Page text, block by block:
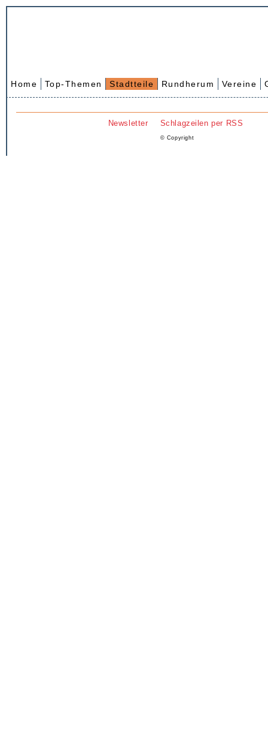
Home Top-Themen Stadtteile Rundherum Vereine
Newsletter Schlagzeilen per RSS
© Copyright